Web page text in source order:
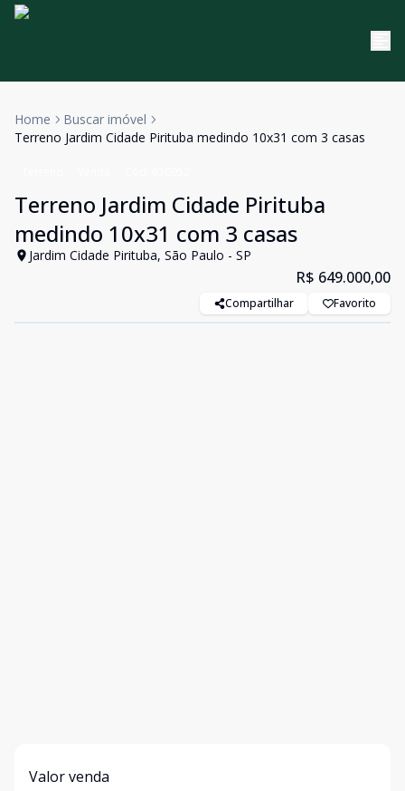
Home
Buscar imóvel
Terreno Jardim Cidade Pirituba medindo 10x31 com 3 casas
Terreno Jardim Cidade Pirituba
medindo 10x31 com 3 casas
Jardim Cidade Pirituba, São Paulo - SP
R$ 649.000,00
Compartilhar Favorito
Valor venda